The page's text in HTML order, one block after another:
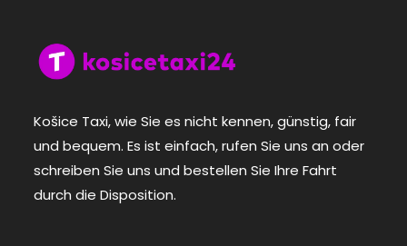
Košice Taxi, wie Sie es nicht kennen, günstig, fair
und bequem. Es ist einfach, rufen Sie uns an oder
schreiben Sie uns und bestellen Sie Ihre Fahrt
durch die Disposition.